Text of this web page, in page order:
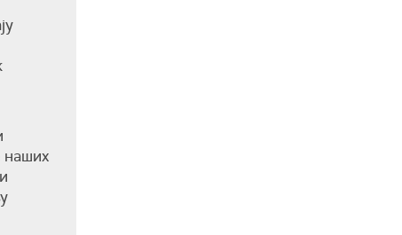
наших